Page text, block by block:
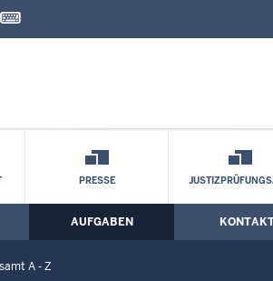
Vertrauensstelle
und
Suche
PRESSE
AUFGABEN
A - Z